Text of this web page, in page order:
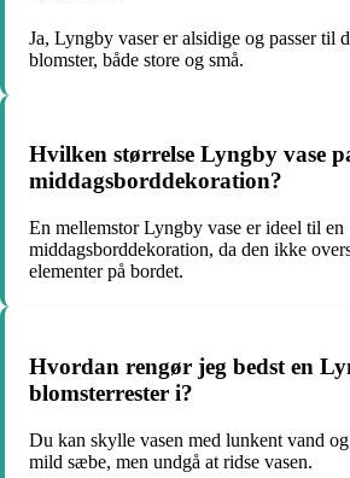
Ja, Lyngby vaser er alsidige og passer til
blomster, både store og små.
Hvilken størrelse Lyngby vase
middagsborddekoration?
En mellemstor Lyngby vase er ideel til en
middagsborddekoration, da den ikke
elementer på bordet.
Hvordan rengør jeg bedst en
blomsterrester i?
Du kan skylle vasen med lunkent vand
mild sæbe, men undgå at ridse vasen.